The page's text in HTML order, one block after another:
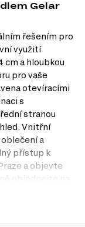
Gelar
řešením pro
využití
cm a hloubkou
pro vaše
otevíracími
s
stranou
Vnitřní
a
přístup k
a objevte
objednejte na